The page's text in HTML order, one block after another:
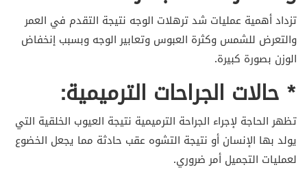
تزداد أهمية عمليات شد ترهلات الوجه نتيجة التقدم في العمر
والتعرض للشمس وكثرة العبوس وتعابير الوجه وبسبب إنخفاض
الوزن بصورة كبيرة.
* حالات الجراحات الترميمية:
تظهر الحاجة لإجراء الجراحة الترميمية نتيجة العيوب الخلقية التي
يولد بها الإنسان أو نتيجة التشوه عقب حادثة مما يجعل الخضوع
لعمليات التجميل أمر ضروري.